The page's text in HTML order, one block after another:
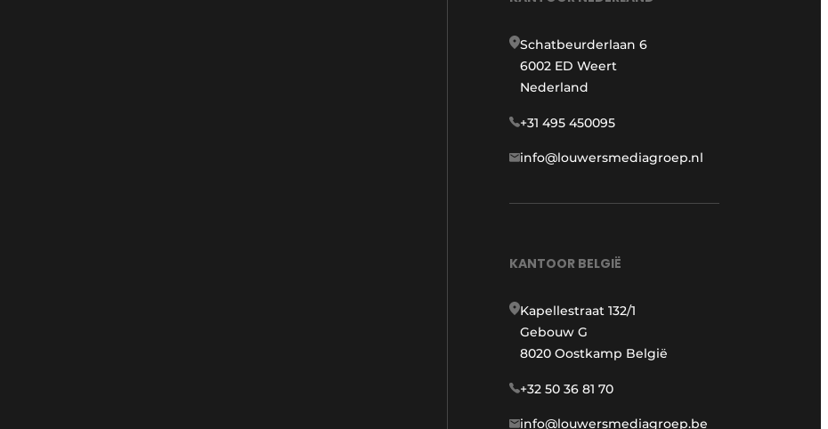
Schatbeurderlaan 6
6002 ED Weert
Nederland
+31 495 450095
info@louwersmediagroep.nl
KANTOOR BELGIË
Kapellestraat 132/1
Gebouw G
8020 Oostkamp België
+32 50 36 81 70
info@louwersmediagroep.be